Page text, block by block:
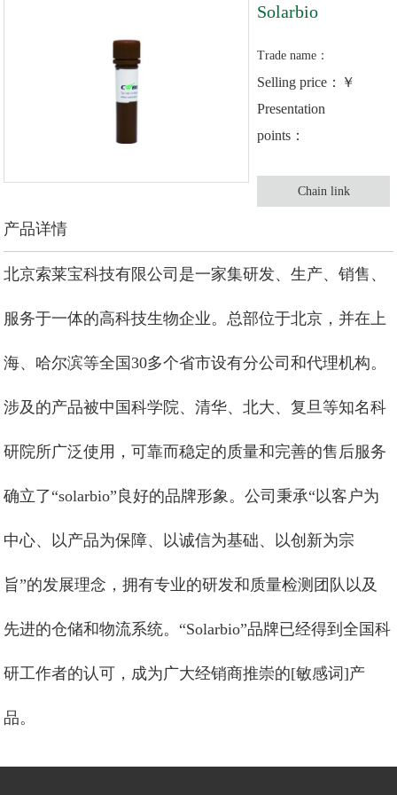
Solarbio
Trade name：
Selling price：￥
Presentation
points：
Chain link
产品详情
北京索莱宝科技有限公司是一家集研发、生产、销售、
服务于一体的高科技生物企业。总部位于北京，并在上
海、哈尔滨等全国30多个省市设有分公司和代理机构。
涉及的产品被中国科学院、清华、北大、复旦等知名科
研院所广泛使用，可靠而稳定的质量和完善的售后服务
确立了“solarbio”良好的品牌形象。公司秉承“以客户为
中心、以产品为保障、以诚信为基础、以创新为宗
旨”的发展理念，拥有专业的研发和质量检测团队以及
先进的仓储和物流系统。“Solarbio”品牌已经得到全国科
研工作者的认可，成为广大经销商推崇的[敏感词]产
品。